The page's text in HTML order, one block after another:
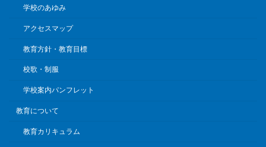
学校のあゆみ
アクセスマップ
教育方針・教育目標
校歌・制服
学校案内パンフレット
教育について
教育カリキュラム